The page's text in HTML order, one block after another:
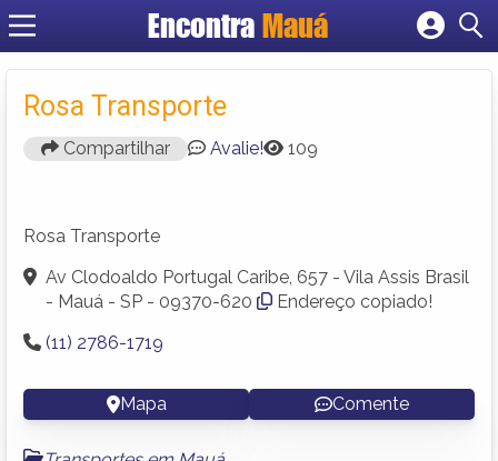
EncontraMauá
Rosa Transporte
Compartilhar Avalie! 109
Rosa Transporte
Av Clodoaldo Portugal Caribe, 657 - Vila Assis Brasil
- Mauá - SP - 09370-620
Endereço copiado!
(11) 2786-1719
Mapa Comente